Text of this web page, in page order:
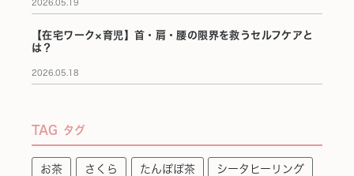
2026.05.19
【在宅ワーク×育児】首・肩・腰の限界を救うセルフケアと
は？
2026.05.18
TAG タグ
お茶 さくら たんぽぽ茶 シータヒーリング